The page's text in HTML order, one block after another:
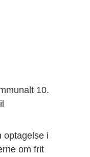
10.
optagelse i
om frit